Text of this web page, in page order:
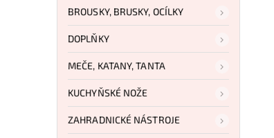
BROUSKY, BRUSKY, OCÍLKY
DOPLŇKY
MEČE, KATANY, TANTA
KUCHYŇSKÉ NOŽE
ZAHRADNICKÉ NÁSTROJE